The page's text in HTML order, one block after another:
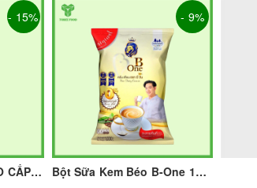
- 15%
BỘT SỮA TOBEE CAO CẤP - 1KG | NGUYÊN LIỆU PHA CHẾ
- 9%
Bột Sữa Kem Béo B-One 1Kg I Nguyên Liệu Pha Chế - Tobee Food